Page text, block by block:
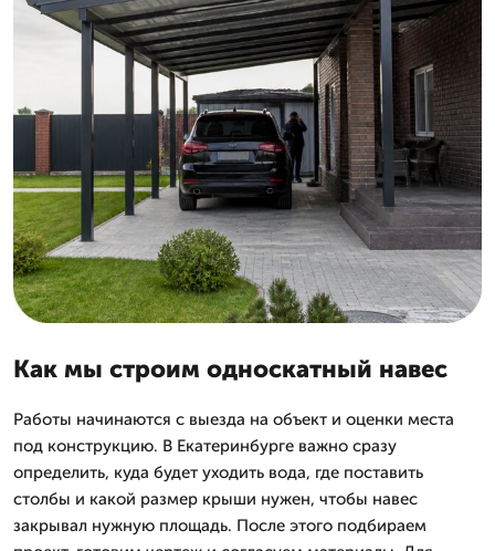
Как мы строим односкатный навес
Работы начинаются с выезда на объект и оценки места
под конструкцию. В Екатеринбурге важно сразу
определить, куда будет уходить вода, где поставить
столбы и какой размер крыши нужен, чтобы навес
закрывал нужную площадь. После этого подбираем